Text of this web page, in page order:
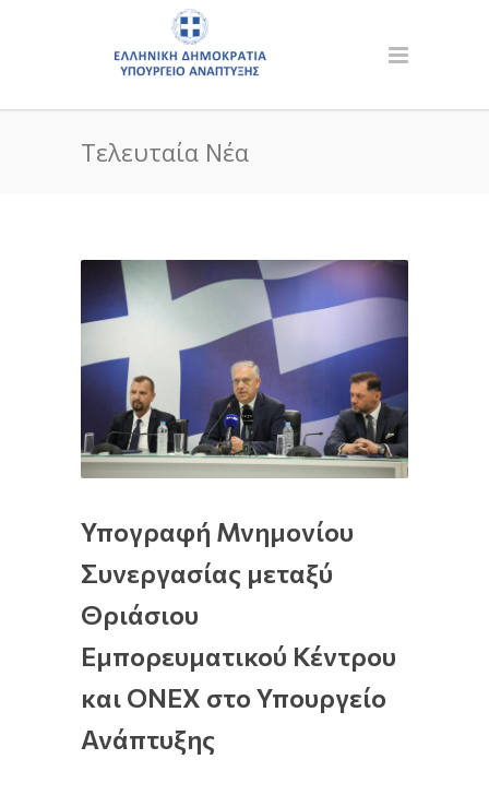
Τελευταία Νέα
Υπογραφή Μνημονίου
Συνεργασίας μεταξύ
Θριάσιου
Εμπορευματικού Κέντρου
και ONEX στο Υπουργείο
Ανάπτυξης